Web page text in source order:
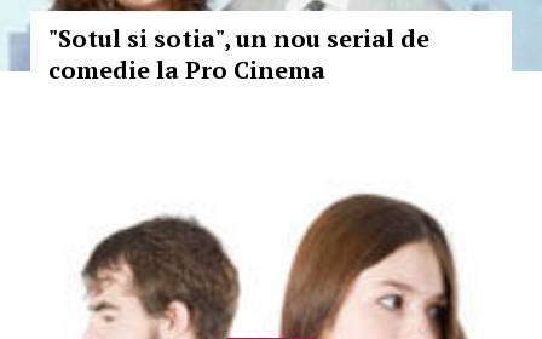
"Sotul si sotia", un nou serial de
comedie la Pro Cinema